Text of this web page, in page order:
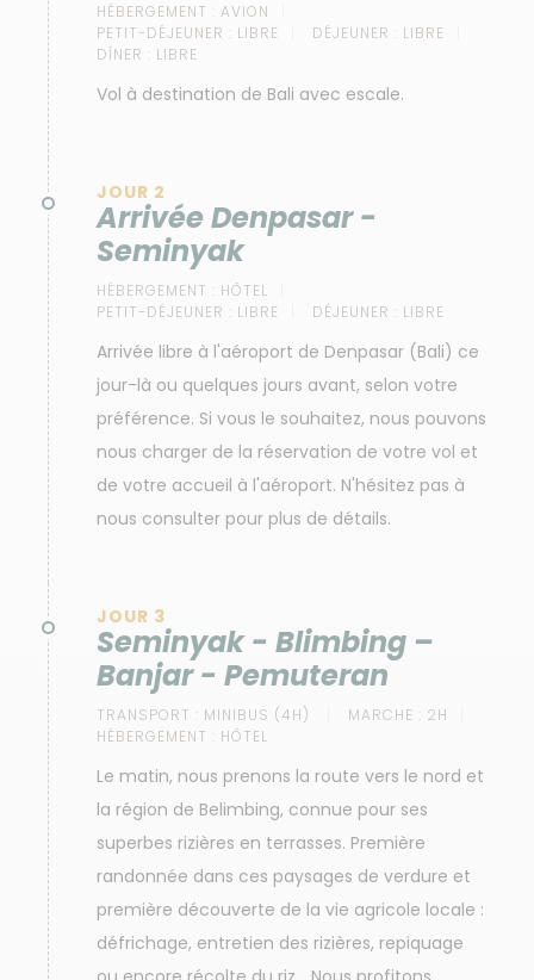
HÉBERGEMENT : AVION
PETIT-DÉJEUNER : LIBRE DÉJEUNER : LIBRE
DÎNER : LIBRE
Vol à destination de Bali avec escale.
JOUR 2
Arrivée Denpasar -
Seminyak
HÉBERGEMENT : HÔTEL
PETIT-DÉJEUNER : LIBRE DÉJEUNER : LIBRE
Arrivée libre à l'aéroport de Denpasar (Bali) ce
jour-là ou quelques jours avant, selon votre
préférence. Si vous le souhaitez, nous pouvons
nous charger de la réservation de votre vol et
de votre accueil à l'aéroport. N'hésitez pas à
nous consulter pour plus de détails.
JOUR 3
Seminyak - Blimbing –
Banjar - Pemuteran
TRANSPORT : MINIBUS (4H) MARCHE : 2H
HÉBERGEMENT : HÔTEL
Le matin, nous prenons la route vers le nord et
la région de Belimbing, connue pour ses
superbes rizières en terrasses. Première
randonnée dans ces paysages de verdure et
première découverte de la vie agricole locale :
défrichage, entretien des rizières, repiquage